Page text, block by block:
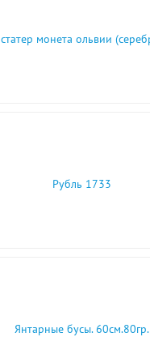
статер монета ольвии
Рубль 1733
Янтарные бусы. 60см.80гр.